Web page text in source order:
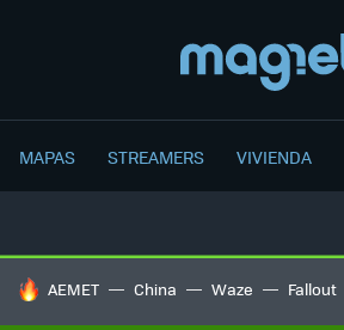
MAPAS STREAMERS VIVIENDA
HOY SE HABLA DE
AEMET China Waze Fallout